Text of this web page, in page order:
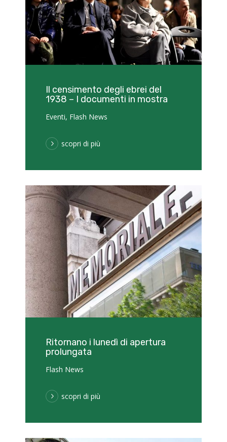
Il censimento degli ebrei del
1938 – I documenti in mostra
Eventi, Flash News
scopri di più
Ritornano i lunedì di apertura
prolungata
Flash News
scopri di più